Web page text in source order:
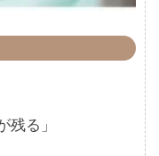
残る」